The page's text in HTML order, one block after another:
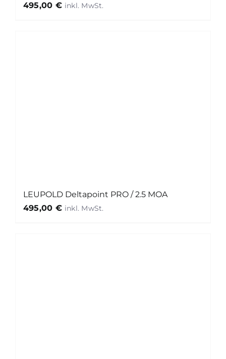
495,00 €
LEUPOLD Deltapoint PRO / 2.5 MOA
495,00 €